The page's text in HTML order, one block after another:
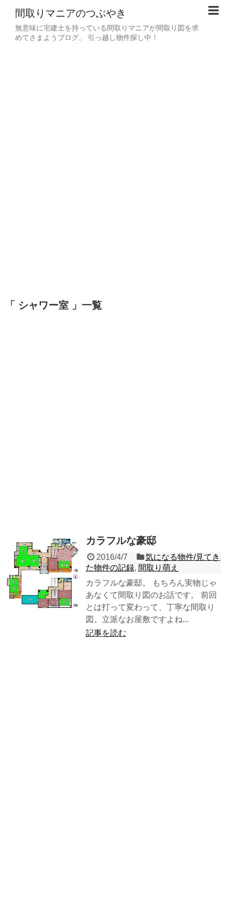
間取りマニアのつぶやき
無意味に宅建士を持っている間取りマニアが間取り図を求
めてさまようブログ。 引っ越し物件探し中！
「 シャワー室 」一覧
カラフルな豪邸
2016/4/7
気になる物件/見てき
た物件の記録, 間取り萌え
カラフルな豪邸。 もちろん実物じゃ
あなくて間取り図のお話です。 前回
とは打って変わって、丁寧な間取り
図。立派なお屋敷ですよね...
記事を読む